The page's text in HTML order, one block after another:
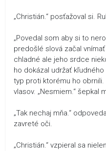
„Christián.“ posťažoval si.
„Povedal som aby si to
predošlé slová začal
chladné ale jeho srdce
ho dokázal udržať
typ proti ktorému ho
vlasov. „Nesmiem.“ šepkal
„Tak nechaj mňa.“
zavreté oči.
„Christián.“ vzpieral sa